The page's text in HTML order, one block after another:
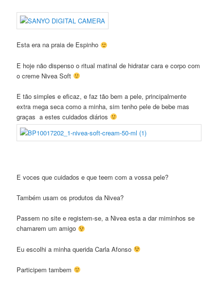
Esta era na praia de Espinho
E hoje não dispenso o ritual matinal de hidratar cara e corpo com
o creme Nivea Soft
E tão simples e eficaz, e faz tão bem a pele, principalmente
extra mega seca como a minha, sim tenho pele de bebe mas
graças a estes cuidados diários
E voces que cuidados e que teem com a vossa pele?
Também usam os produtos da Nivea?
Passem no site e registem-se, a Nivea esta a dar miminhos se
chamarem um amigo
Eu escolhi a minha querida Carla Afonso
Participem tambem